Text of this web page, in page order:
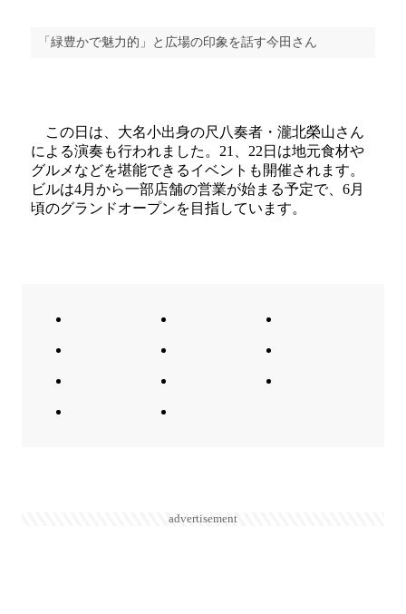
「緑豊かで魅力的」と広場の印象を話す今田さん
この日は、大名小出身の尺八奏者・瀧北榮山さん
による演奏も行われました。21、22日は地元食材や
グルメなどを堪能できるイベントも開催されます。
ビルは4月から一部店舗の営業が始まる予定で、6月
頃のグランドオープンを目指しています。
advertisement